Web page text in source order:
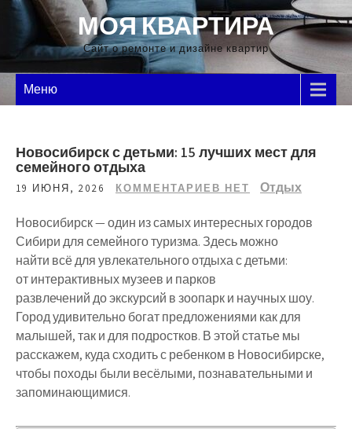
Перейти
содержимому
МОЯ КВАРТИРА
Сайт о ремонте и дизайне квартир
Меню
Новосибирск с детьми: 15 лучших мест для
семейного отдыха
19 ИЮНЯ, 2026 КОММЕНТАРИЕВ НЕТ Отдых
Новосибирск — один изсамых интересных городов
Сибири для семейного туризма. Здесь можно
найти всё для увлекательного отдыха с детьми:
отинтерактивных музеев и парков
развлеченийдоэкскурсий в зоопарк и научных шоу.
Город удивительнобогат предложениями как для
малышей, так и для подростков. В этой статье мы
расскажем, куда сходить с ребенком в Новосибирске,
чтобы походы были весёлыми, познавательными и
запоминающимися.